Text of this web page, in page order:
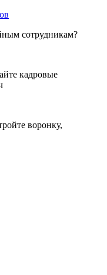
сотрудникам?
кадровые
воронку,